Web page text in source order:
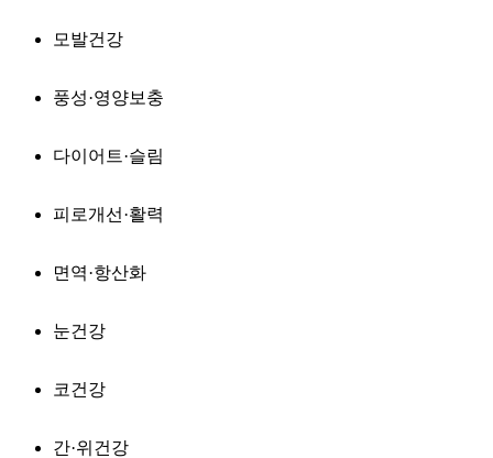
모발건강
풍성·영양보충
다이어트·슬림
피로개선·활력
면역·항산화
눈건강
코건강
간·위건강